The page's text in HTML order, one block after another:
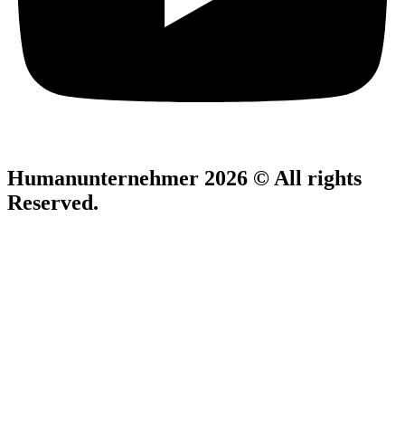
Humanunternehmer 2026 © All rights
Reserved.